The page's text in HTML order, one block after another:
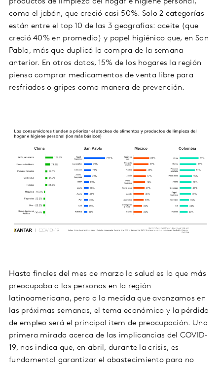
como el jabón, que creció casi 50%. Solo 2 categorías
están entre el top 10 de las 3 geografías: aceite (que
creció 40% en promedio) y papel higiénico que, en San
Pablo, más que duplicó la compra de la semana
anterior. En otros datos, 15% de los hogares la región
piensa comprar medicamentos de venta libre para
resfriados o gripes como manera de prevención.
Hasta finales del mes de marzo la salud es lo que más
preocupaba a las personas en la región
latinoamericana, pero a la medida que avanzamos en
las próximas semanas, el tema económico y la pérdida
de empleo será el principal ítem de preocupación. Una
primera mirada acerca de las implicancias del COVID-
19, nos indica que, en abril, durante la crisis, es
fundamental garantizar el abastecimiento para no